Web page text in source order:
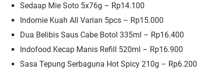
Sedaap Mie Soto 5x76g – Rp14.100
Indomie Kuah All Varian 5pcs – Rp15.000
Dua Belibis Saus Cabe Botol 335ml – Rp16.400
Indofood Kecap Manis Refill 520ml – Rp16.900
Sasa Tepung Serbaguna Hot Spicy 210g – Rp6.200